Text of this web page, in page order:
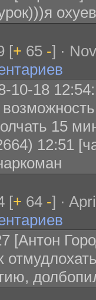
[+ 65 -] ·
10-18
15
12:51
[+ 64 -] ·
[Антон